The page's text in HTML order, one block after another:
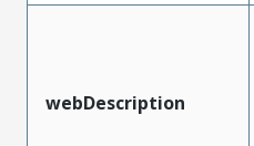
webDescription